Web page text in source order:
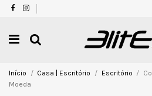
Início Casa | Escritório Escritório
Moeda